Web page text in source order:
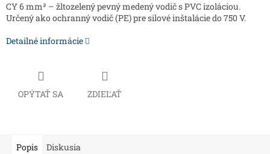
CY 6 mm² – žltozelený pevný medený vodič s PVC izoláciou.
Určený ako ochranný vodič (PE) pre silové inštalácie do 750 V.
Detailné informácie
OPÝTAŤ SA ZDIEĽAŤ
Popis Diskusia